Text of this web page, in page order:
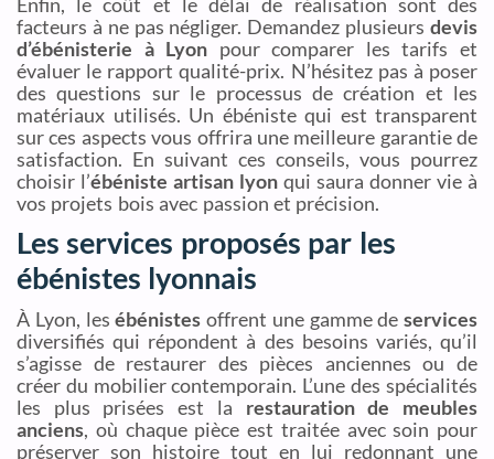
facteurs à ne pas négliger. Demandez plusieurs devis
d’ébénisterie à Lyon pour comparer les tarifs et
évaluer le rapport qualité-prix. N’hésitez pas à poser
des questions sur le processus de création et les
matériaux utilisés. Un ébéniste qui est transparent
sur ces aspects vous offrira une meilleure garantie de
satisfaction. En suivant ces conseils, vous pourrez
choisir l’ébéniste artisan lyon qui saura donner vie à
vos projets bois avec passion et précision.
Les services proposés par les
ébénistes lyonnais
À Lyon, lesébénistes offrent une gamme de services
diversifiés qui répondent à des besoins variés, qu’il
s’agisse de restaurer des pièces anciennes ou de
créer du mobilier contemporain. L’une des spécialités
les plus prisées est la restauration de meubles
anciens, où chaque pièce est traitée avec soin pour
préserver son histoire tout en lui redonnant une